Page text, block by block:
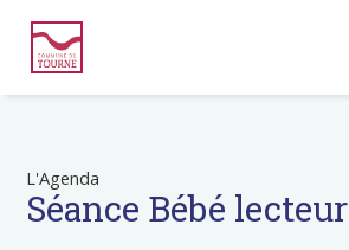
L'Agenda
Séance Bébé lecteur